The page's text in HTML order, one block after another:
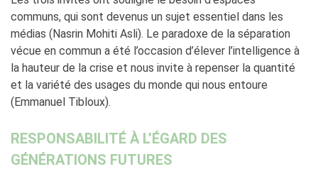
communs, qui sont devenus un sujet essentiel dans les
médias (Nasrin Mohiti Asli). Le paradoxe de la séparation
vécue en commun a été l’occasion d’élever l’intelligence à
la hauteur de la crise et nous invite à repenser la quantité
et la variété des usages du monde qui nous entoure
(Emmanuel Tibloux).
RESPONSABILITÉ À L’ÉGARD DES
GÉNÉRATIONS FUTURES